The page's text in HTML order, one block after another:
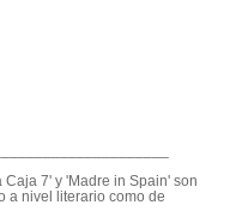
Caja 7' y 'Madre in Spain' son
a nivel literario como de